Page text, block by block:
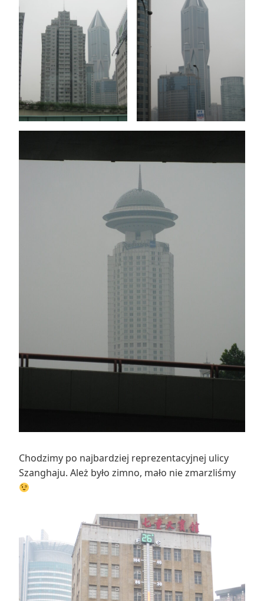
Chodzimy po najbardziej reprezentacyjnej ulicy
Szanghaju. Ależ było zimno, mało nie zmarzliśmy